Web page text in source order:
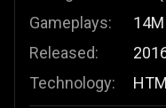
Gameplays:
Released:
Technology:
14M